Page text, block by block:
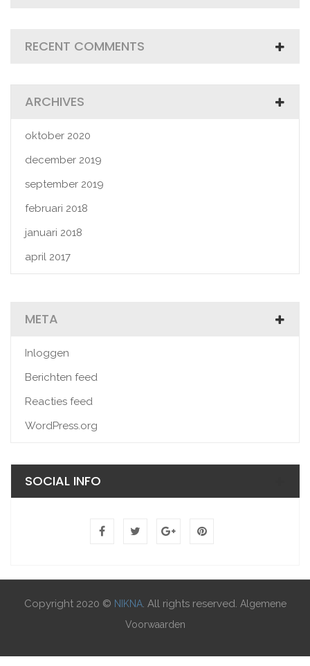
RECENT COMMENTS
ARCHIVES
oktober 2020
december 2019
september 2019
februari 2018
januari 2018
april 2017
META
Inloggen
Berichten feed
Reacties feed
WordPress.org
SOCIAL INFO
Copyright 2020 © NIKNA. All rights reserved. Algemene
Voorwaarden